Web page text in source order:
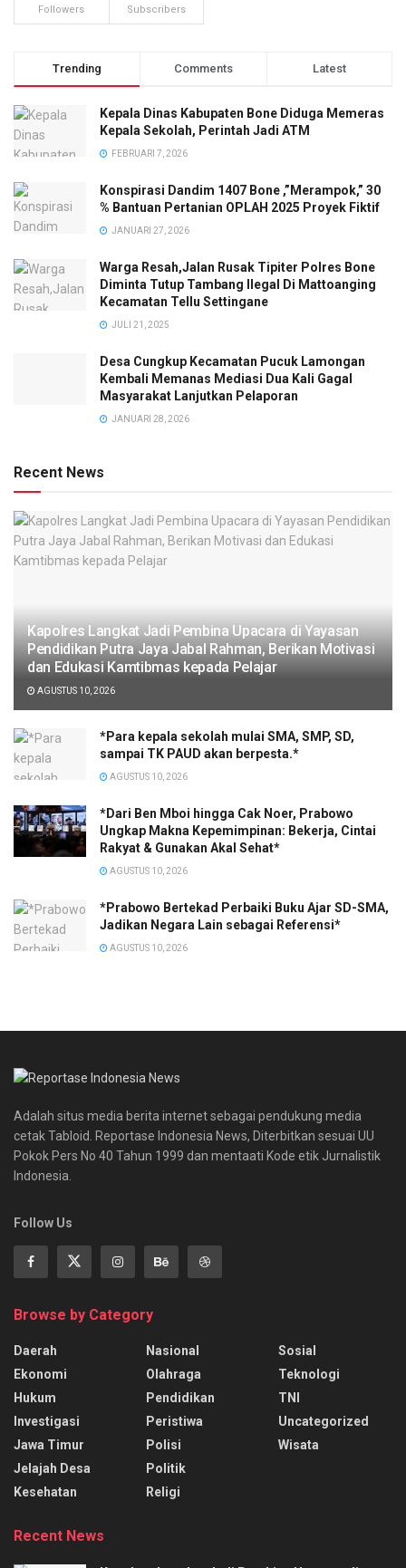
Followers Subscribers
Trending Comments Latest
Kepala Dinas Kabupaten Bone Diduga Memeras
Kepala Sekolah, Perintah Jadi ATM
FEBRUARI 7, 2026
Konspirasi Dandim 1407 Bone ,”Merampok,” 30
% Bantuan Pertanian OPLAH 2025 Proyek Fiktif
JANUARI 27, 2026
Warga Resah,Jalan Rusak Tipiter Polres Bone
Diminta Tutup Tambang Ilegal Di Mattoanging
Kecamatan Tellu Settingane
JULI 21, 2025
Desa Cungkup Kecamatan Pucuk Lamongan
Kembali Memanas Mediasi Dua Kali Gagal
Masyarakat Lanjutkan Pelaporan
JANUARI 28, 2026
Recent News
Kapolres Langkat Jadi Pembina Upacara di Yayasan
Pendidikan Putra Jaya Jabal Rahman, Berikan Motivasi
dan Edukasi Kamtibmas kepada Pelajar
AGUSTUS 10, 2026
*Para kepala sekolah mulai SMA, SMP, SD,
sampai TK PAUD akan berpesta.*
AGUSTUS 10, 2026
*Dari Ben Mboi hingga Cak Noer, Prabowo
Ungkap Makna Kepemimpinan: Bekerja, Cintai
Rakyat & Gunakan Akal Sehat*
AGUSTUS 10, 2026
*Prabowo Bertekad Perbaiki Buku Ajar SD-SMA,
Jadikan Negara Lain sebagai Referensi*
AGUSTUS 10, 2026
Adalah situs media berita internet sebagai pendukung media
cetak Tabloid. Reportase Indonesia News, Diterbitkan sesuai UU
Pokok Pers No 40 Tahun 1999 dan mentaati Kode etik Jurnalistik
Indonesia.
Follow Us
Browse by Category
Daerah
Ekonomi
Hukum
Investigasi
Jawa Timur
Jelajah Desa
Kesehatan
Nasional
Olahraga
Pendidikan
Peristiwa
Polisi
Politik
Religi
Sosial
Teknologi
TNI
Uncategorized
Wisata
Recent News